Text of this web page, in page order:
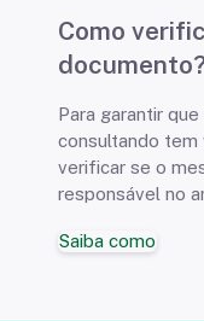
Como
Para garantir
consultando tem
verificar se o
responsável no
Saiba como